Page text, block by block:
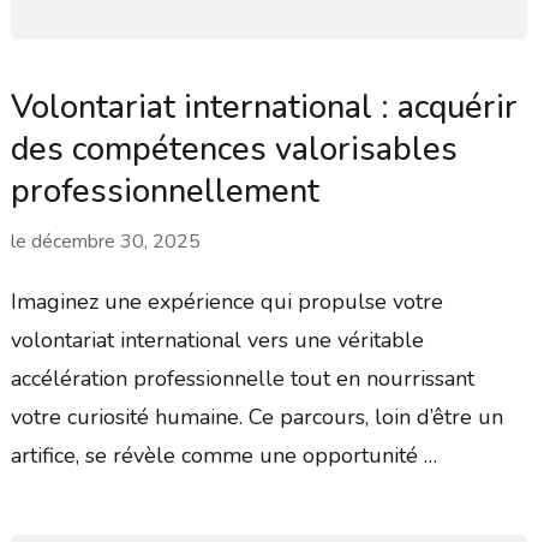
Volontariat international : acquérir
des compétences valorisables
professionnellement
le décembre 30, 2025
Imaginez une expérience qui propulse votre
volontariat international vers une véritable
accélération professionnelle tout en nourrissant
votre curiosité humaine. Ce parcours, loin d’être un
artifice, se révèle comme une opportunité …